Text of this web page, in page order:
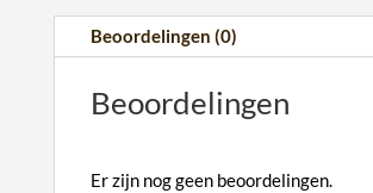
aantal
t
Beoordelingen (0)
Beoordelingen
Er zijn nog geen beoordelingen.